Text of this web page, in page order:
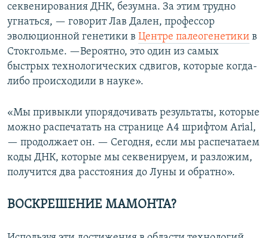
секвенирования ДНК, безумна. За этим трудно
угнаться, — говорит Лав Дален, профессор
эволюционной генетики в Центре палеогенетики в
Стокгольме. —Вероятно, это один из самых
быстрых технологических сдвигов, которые когда-
либо происходили в науке».
«Мы привыкли упорядочивать результаты, которые
можно распечатать на странице A4 шрифтом Arial,
— продолжает он. — Сегодня, если мы распечатаем
коды ДНК, которые мы секвенируем, и разложим,
получится два расстояния до Луны и обратно».
ВОСКРЕШЕНИЕ МАМОНТА?